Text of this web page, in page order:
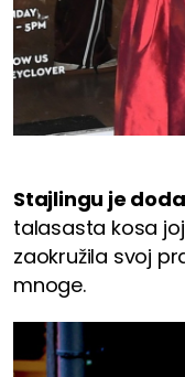
Stajlingu je
talasasta kosa
zaokružila svoj
mnoge.